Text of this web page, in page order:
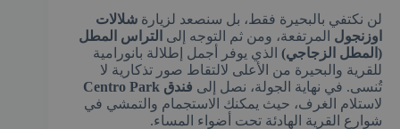
لن نكتفي بالبحيرة فقط، بل سنصعد لزيارة شلالات
اوزنجول المرتفعة، ومن ثم التوجه إلى التراس المطل
(المطل الزجاجي) الذي يوفر أجمل إطلالة بانورامية
للقرية والبحيرة من الأعلى لالتقاط صور تذكارية لا
تُنسى. في نهاية الجولة، نصل إلى فندق Centro Park
لاستلام الغرف، حيث يمكنك الاستجمام والتمشي في
شوارع القرية الهادئة تحت أضواء المساء.